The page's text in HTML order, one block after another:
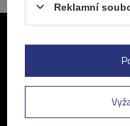
Připojte se k nám
obchodě. Zní to
a ujistěte se, že vám
vás připravujeme.
Reklamní